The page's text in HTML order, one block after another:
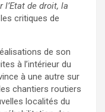
de droit, la
critiques de
de son
à l’intérieur du
à une autre sur
chantiers routiers
localités du